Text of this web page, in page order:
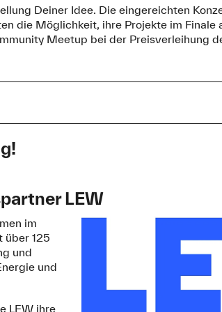
Deiner Idee. Die eingereichten
die Möglichkeit, ihre Projekte im Finale
Meetup bei der Preisverleihung
mit technologisch-
der Technischen Hochschule
Neu-Ulm, sofern ihre Projekte
Hochschule aufweisen, etwa durch
Entrepreneurship-
Felder mit einem*sind
LEW
im
über 125
und
und
LEW ihre